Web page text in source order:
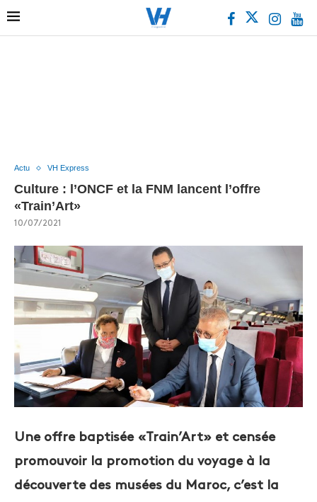
Actu VH Express
Culture : l’ONCF et la FNM lancent l’offre
«Train’Art»
10/07/2021
Une offre baptisée «Train’Art» et censée
promouvoir la promotion du voyage à la
découverte des musées du Maroc, c’est la